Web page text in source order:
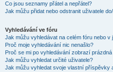
Co jsou seznamy přátel a nepřátel?
Jak můžu přidat nebo odstranit uživatele
Vyhledávání ve fóru
Jak můžu vyhledávat na celém fóru nebo v
Proč moje vyhledávání nic nenašlo?
Proč se mi po vyhledávání zobrazí
Jak můžu vyhledat určité uživatele?
Jak můžu vyhledat svoje vlastní příspěvky